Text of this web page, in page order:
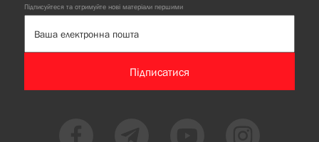
Підписуйтеся та отримуйте нові матеріали першими
Підписатися